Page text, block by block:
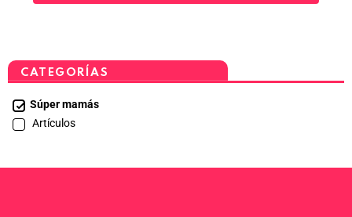
CATEGORÍAS
Súper mamás
Artículos